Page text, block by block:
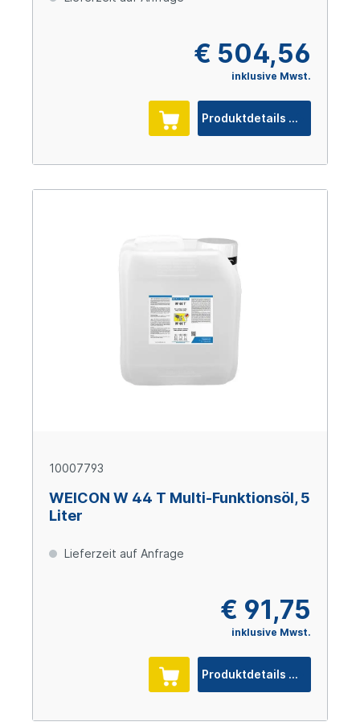
€ 504,56
inklusive Mwst.
Produktdetails
10007793
WEICON W 44 T Multi-Funktionsöl, 5
Liter
Lieferzeit auf Anfrage
€ 91,75
inklusive Mwst.
Produktdetails